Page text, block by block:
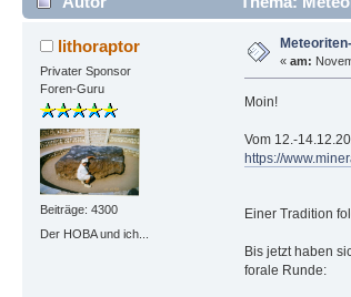
lithoraptor
Privater Sponsor
Foren-Guru
Beiträge: 4300
Der HOBA und ich...
« am:
Moin!
Vom 12.-
https://
Einer Tradition
Bis jetzt haben
forale Runde: